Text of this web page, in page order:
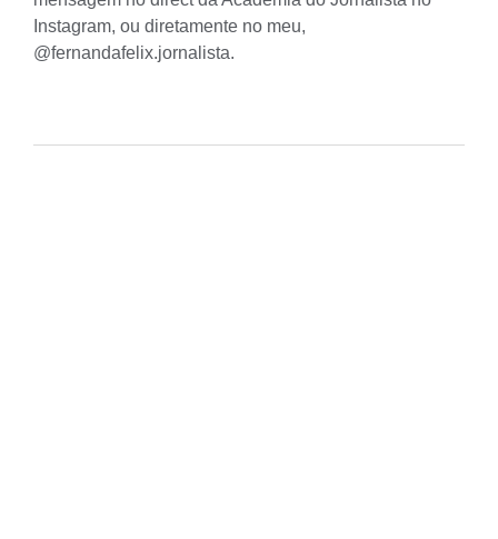
Instagram, ou diretamente no meu,
@fernandafelix.jornalista.